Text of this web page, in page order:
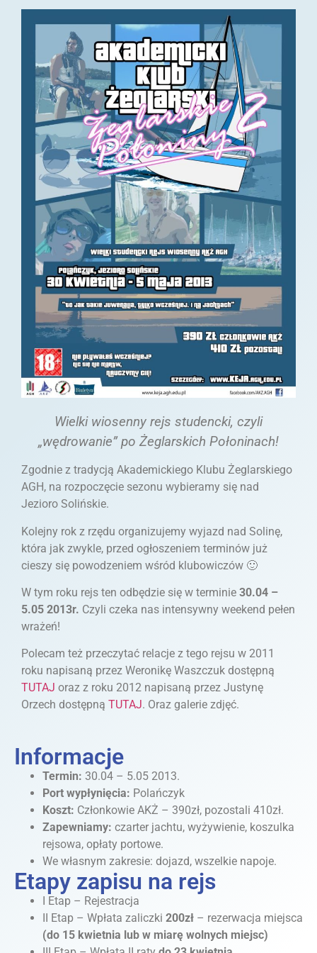
Wielki wiosenny rejs studencki, czyli
„wędrowanie” po Żeglarskich Połoninach!
Zgodnie z tradycją Akademickiego Klubu Żeglarskiego
AGH, na rozpoczęcie sezonu wybieramy się nad
Jezioro Solińskie.
Kolejny rok z rzędu organizujemy wyjazd nad Solinę,
która jak zwykle, przed ogłoszeniem terminów już
cieszy się powodzeniem wśród klubowiczów 🙂
W tym roku rejs ten odbędzie się w terminie 30.04 –
5.05 2013r. Czyli czeka nas intensywny weekend pełen
wrażeń!
Polecam też przeczytać relacje z tego rejsu w 2011
roku napisaną przez Weronikę Waszczuk dostępną
TUTAJ oraz z roku 2012 napisaną przez Justynę
Orzech dostępną TUTAJ. Oraz galerie zdjęć.
Informacje
Termin: 30.04 – 5.05 2013.
Port wypłynięcia: Polańczyk
Koszt: Członkowie AKŻ – 390zł, pozostali 410zł.
Zapewniamy: czarter jachtu, wyżywienie, koszulka
rejsowa, opłaty portowe.
We własnym zakresie: dojazd, wszelkie napoje.
Etapy zapisu na rejs
I Etap – Rejestracja
II Etap – Wpłata zaliczki 200zł – rezerwacja miejsca
(do 15 kwietnia lub w miarę wolnych miejsc)